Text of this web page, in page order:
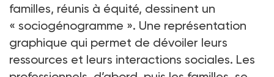
familles, réunis à équité, dessinent un
« sociogénogramme ». Une représentation
graphique qui permet de dévoiler leurs
ressources et leurs interactions sociales. Les